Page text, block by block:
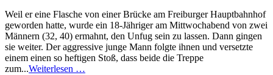
Weil er eine Flasche von einer Brücke am Freiburger Hauptbahnhof
geworden hatte, wurde ein 18-Jähriger am Mittwochabend von zwei
Männern (32, 40) ermahnt, den Unfug sein zu lassen. Dann gingen
sie weiter. Der aggressive junge Mann folgte ihnen und versetzte
einem einen so heftigen Stoß, dass beide die Treppe
zum...Weiterlesen …